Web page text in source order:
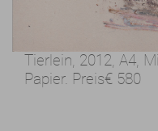
Tierlein, 2012, A4,
Papier. Preis€ 580